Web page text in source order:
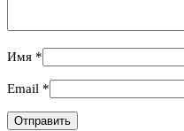
Имя *
Email *